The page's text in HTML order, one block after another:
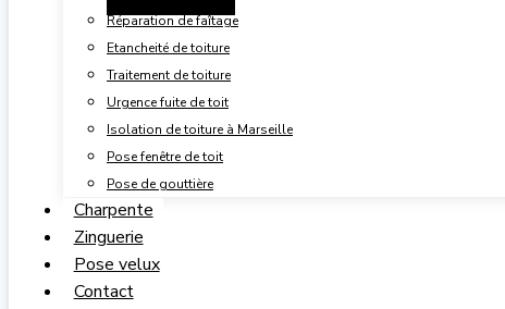
Réparation de faîtage
Etancheité de toiture
Traitement de toiture
Urgence fuite de toit
Isolation de toiture à Marseille
Pose fenêtre de toit
Pose de gouttière
Charpente
Zinguerie
Pose velux
Contact